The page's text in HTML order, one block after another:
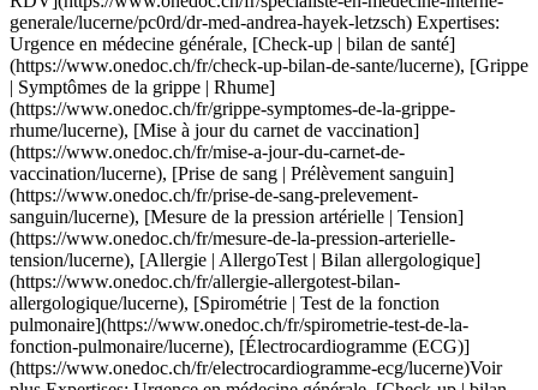
n-pulmonaire/lucerne), [Électrocardiogramme (ECG)](https://www.onedoc.ch/fr/electrocardiogramme-ecg/lucerne)Voir plus Expertises: Urgence en médecine générale, [Check-up | bilan de santé](https://www.onedoc.ch/fr/check-up-bilan-de-sante/lucerne), [Grippe | Symptômes de la grippe | Rhume](https://www.onedoc.ch/fr/grippe-symptomes-de-la-grippe-rhume/lucerne), [Mise à jour du carnet de vaccination](https://www.onedoc.ch/fr/mise-a-jour-du-carnet-de-vaccination/lucerne), [Prise de sang | Prélèvement sanguin](https://www.onedoc.ch/fr/prise-de-sang-prelevement-sanguin/lucerne), [Mesure de la pression artérielle | Tension](https://www.onedoc.ch/fr/mesure-de-la-pression-arterielle-tension/lucerne), [Allergie | AllergoTest | Bilan allergologique](https://www.onedoc.ch/fr/allergie-allergotest-bilan-allergologique/lucerne), [Spirométrie | Test de la fonction pulmonaire](https://www.onedoc.ch/fr/spirometrie-test-de-la-fonction-pulmonaire/lucerne), [Électrocardiogramme (ECG)](https://www.onedoc.ch/fr/electrocardiogramme-ecg/lucerne)Voir plus [![Dr. med. Simon Lampart, spécialiste en médecine interne générale à Lucerne](https://assets.onedoc.ch/images/users/67cbde1ec1502562f7ae8eded91afcae47938e646b7a02140239b82025902ccb-small.jpg "Dr. med. Simon Lampart, spécialiste en médecine interne générale à Lucerne")](https://www.onedoc.ch/fr/specialiste-en-medecine-interne-generale/lucerne/pc0rk/dr-med-simon-lampart) ### [Dr. med. Simon Lampart](https://www.onedoc.ch/fr/specialiste-en-medecine-interne-generale/lucerne/pc0rk/dr-med-simon-lampart) ![Badge indiquant un profil vérifié](https://www.onedoc.ch/assets/images/icons/checkmark.svg) [Spécialiste en médecine interne générale](https://www.onedoc.ch/fr/specialiste-en-medecine-interne-generale/lucerne) [Medicum Wesemlin AG](https://www.onedoc.ch/fr/cabinet-medical/lucerne/etxo/medicum-wesemlin-ag) Landschaustrasse 2 6006 Lucerne ![Icône patient avec un signe moins annonçant que le professionnel n’accepte pas de nouveaux patients](https://www.onedoc.ch/assets/images/icons/no-new-patients.svg)N'accepte pas de nouveaux patients [Réserver un RDV](https://www.onedoc.ch/fr/specialiste-en-medecine-interne-generale/lucerne/pc0rk/dr-med-simon-lampart) Expertises: Urgence en médecine générale, [Check-up | bilan de santé](https://www.onedoc.ch/fr/check-up-bilan-de-sante/lucerne), [Grippe | Symptômes de la grippe | Rhume](https://www.onedoc.ch/fr/grippe-symptomes-de-la-grippe-rhume/lucerne), [Mise à jour du carnet de vaccination](https://www.onedoc.ch/fr/mise-a-jour-du-carnet-de-vaccination/lucerne), [Prise de sang | Prélèvement sanguin](https://www.onedoc.ch/fr/prise-de-sang-prelevement-sanguin/lucerne), [Mesure de la pression artérielle | Tension](https://www.onedoc.ch/fr/mesure-de-la-pression-arterielle-tension/lucerne), [Allergie | AllergoTest | Bilan allergologique](https://www.onedoc.ch/fr/allergie-allergotest-bilan-allergologique/lucerne), [Spirométrie | Test de la fonction pulmonaire](https://www.onedoc.ch/fr/spirometrie-test-de-la-fonction-pulmonaire/lucerne), [Électrocardiogramme (ECG)](https://www.onedoc.ch/fr/electrocardiogramme-ecg/lucerne)Voir plus Expertises: Urgence en médecine générale, [Check-up | bilan de santé](https://www.onedoc.ch/fr/check-up-bilan-de-sante/lucerne), [Grippe | Symptômes de la grippe | Rhume](https://www.onedoc.ch/fr/grippe-symptomes-de-la-grippe-rhume/lucerne), [Mise à jour du carnet de vaccination](https://www.onedoc.ch/fr/mise-a-jour-du-carnet-de-vaccination/lucerne), [Prise de sang | Prélèvement sanguin](https://www.onedoc.ch/fr/prise-de-sang-prelevement-sanguin/lucerne), [Mesure de la pression artérielle | Tension](https://www.onedoc.ch/fr/mesure-de-la-pression-arterielle-tension/lucerne), [Allergie | AllergoTest | Bilan allergologique](https://www.onedoc.ch/fr/allergie-allergotest-bilan-allergologique/lucerne), [Spirométrie | Test de la fonction pulmonaire](https://www.onedoc.ch/fr/spirometrie-test-de-la-fonction-pulmonaire/lucerne), [Électrocardiogramme (ECG)](https://www.onedoc.ch/fr/electrocardiogramme-ecg/lucerne)Voir plus [![Dr. med. Carolie Kretschmer, médecin généraliste à Lucerne](https://assets.onedoc.ch/images/users/5e76c42a7ebbe581ddda5b2d2553b04724bcdbc377b2f3e3e830b9af8f98bffc-small.jpg "Dr. med. Carolie Kretschmer, médecin généraliste à Lucerne")](https://www.onedoc.ch/fr/medecin-generaliste/lucerne/pc0u2/dr-med-carolie-kretschmer) ### [Dr. med. Carolie Kretschmer](https://www.onedoc.ch/fr/medecin-generaliste/lucerne/pc0u2/dr-med-carolie-kretschmer) ![Badge indiquant un profil vérifié](https://www.onedoc.ch/assets/images/icons/checkmark.svg) [Médecin généraliste](https://www.onedoc.ch/fr/medecin-generaliste/lucerne) [Monvia Gesundheitszentrum Luzern](https://www.onedoc.ch/fr/cabinet-medical/lucerne/ebd60/monvia-gesundheitszentrum-luzern) Spitalstrasse 40 6004 Lucerne ![Icône patient avec un signe plus annonçant que le professionnel accepte de nouveaux patients](https://www.onedoc.ch/assets/images/icons/new-patients.svg)Accepte les nouveaux patients [Réserver un RDV](https://www.onedoc.ch/fr/medecin-generaliste/lucerne/pc0u2/dr-med-carolie-kretschmer) Expertises: Urgence en médecine générale, [Check-up | bilan de santé](https://www.onedoc.ch/fr/check-up-bilan-de-sante/lucerne), [Grippe | Symptômes de la grippe | Rhume](https://www.onedoc.ch/fr/grippe-symptomes-de-la-grippe-rhume/lucerne), [Vaccination grippe](https://www.onedoc.ch/fr/vaccination-grippe/lucerne), [Maux de gorge | Angine](https://www.onedoc.ch/fr/maux-de-gorge-angine/lucerne), [Infection urinaire | Cystite](https://www.onedoc.ch/fr/infection-urinaire-cystite/lucerne)Voir plus Expertises: Urgence en médecine générale, [Check-up | bilan de santé](https://www.onedoc.ch/fr/check-up-bilan-de-sante/lucerne), [Grippe | Symptômes de la grippe | Rhume](https://www.onedoc.ch/fr/grippe-symptomes-de-la-grippe-rhume/lucerne), [Vaccination grippe](https://www.onedoc.ch/fr/vaccination-grippe/lucerne), [Maux de gorge | Angine](https://www.onedoc.ch/fr/maux-de-gorge-angine/lucerne), [Infection urinaire | Cystite](https://www.onedoc.ch/fr/infection-urinaire-cystite/lucerne)Voir plus [![Dr. med. Simona Manasian, médecin généraliste à Lucerne](https://assets.onedoc.ch/images/users/9f15f41eca3409d4e140145693395d0e0797016b4fdbafc8ae755c98ba0dcf72-small.jpg "Dr. med. Simona Manasian, médecin généraliste à Lucerne")](https://www.onedoc.ch/fr/medecin-generaliste/lucerne/pc0u8/dr-med-simona-manasian) ### [Dr. med. Simona Manasian](https://www.onedoc.ch/fr/medecin-generaliste/lucerne/pc0u8/dr-med-simona-manasian) ![Badge indiquant un profil vérifié](https://www.onedoc.ch/assets/images/icons/checkmark.svg) [Médecin généraliste](https://www.onedoc.ch/fr/medecin-generaliste/lucerne) [Monvia Gesundheitszentrum Luzern](https://www.onedoc.ch/fr/cabinet-medical/lucerne/ebd60/monvia-gesundheitszentrum-luzern) Spitalstrasse 40 6004 Lucerne ![Icône patient avec un signe plus annonçant que le professionnel accepte de nouveaux patients](https://www.onedoc.ch/assets/images/icons/new-patients.svg)Accepte les nouveaux patients [Réserver un RDV](https://www.onedoc.ch/fr/medecin-generaliste/lucerne/pc0u8/dr-med-simona-manasian) Expertises: Urgence en médecine générale, [Check-up | bilan de santé](https://www.onedoc.ch/fr/check-up-bilan-de-sante/lucerne), [Grippe | Symptômes de la grippe | Rhume](https://www.onedoc.ch/fr/grippe-symptomes-de-la-grippe-rhume/lucerne), [Vaccination grippe](https://www.onedoc.ch/fr/vaccination-grippe/lucerne), [Maux de gorge | Angine](https://www.onedoc.ch/fr/maux-de-gorge-angine/lucerne), [Infection urinaire | Cystite](https://www.onedoc.ch/fr/infection-urinaire-cystite/lucerne)Voir plus Expertises: Urgence en médecine générale, [Check-up | bilan de santé](https://www.onedoc.ch/fr/check-up-bilan-de-sante/lucerne), [Grippe | Symptômes de la grippe | Rhume](https://www.onedoc.ch/fr/grippe-symptomes-de-la-grippe-rhume/lucerne), [Vaccination grippe](https://www.onedoc.ch/fr/vaccination-grippe/lucerne), [Maux de gorge | Angine](https://www.onedoc.ch/fr/maux-de-gorge-angine/lucerne), [Infection urinaire | Cystite](https://www.onedoc.ch/fr/infection-urinaire-cystite/lucerne)Voir plus [![Dr. med. Marlene Kolitzus, médecin généraliste à Lucerne](https://assets.onedoc.ch/images/users/5711543d32f9ce2101088732d8ae7537289602f2e4fb77b74ce6da1883c5c4bf-small.jpg "Dr. med. Marlene Kolitzus, médecin généraliste à Lucerne")](https://www.onedoc.ch/fr/medecin-generaliste/lucerne/pc0u5/dr-med-marlene-kolitzus) ### [Dr. med. Marlene Kolitzus](https://www.onedoc.ch/fr/medecin-generaliste/lucerne/pc0u5/dr-med-marlene-kolitzus) ![Badge indiquant un profil vérifié](https://www.onedoc.ch/assets/images/icons/checkmark.svg) [Médecin généraliste](https://www.onedoc.ch/fr/medecin-generaliste/lucerne) [Monvia Gesundheitszentrum Luzern](https://www.onedoc.ch/fr/cabinet-medical/lucerne/ebd60/monvia-gesundheitszentrum-luzern) Spitalstrasse 40 6004 Lucerne ![Icône patient avec un signe plus annonçant que le professionnel accepte de nouveaux patients](https://www.onedoc.ch/assets/images/icons/new-patients.svg)Accepte les nouveaux patients [Réserver un RDV](https://www.onedoc.ch/fr/medecin-generaliste/lucerne/pc0u5/dr-med-marlene-kolitzus) Expertises: Urgence en médecine générale, [Check-up | bilan de santé](https://www.onedoc.ch/fr/check-up-bilan-de-sante/lucerne), [Grippe | Symptômes de la grippe | Rhume](https://www.onedoc.ch/fr/grippe-symptomes-de-la-grippe-rhume/lucerne), [Vaccination grippe](https://www.onedoc.ch/fr/vaccination-grippe/lucerne), [Maux de gorge | Angine](https://www.onedoc.ch/fr/maux-de-gorge-angine/lucerne), [Infection urinaire | Cystite](https://www.onedoc.ch/fr/infection-urinaire-cystite/lucerne)Voir plus Expertises: Urgence en médecine générale, [Check-up | bilan de santé](https://www.onedoc.ch/fr/check-up-bilan-de-sante/lucerne), [Grippe | Symptômes de la grippe | Rhume](https://www.onedoc.ch/fr/grippe-symptomes-de-la-grippe-rhume/lucerne), [Vaccinat